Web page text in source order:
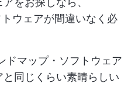
ウェアが間違いなく必
ドマップ・ソフトウェア
と同じくらい素晴らしい